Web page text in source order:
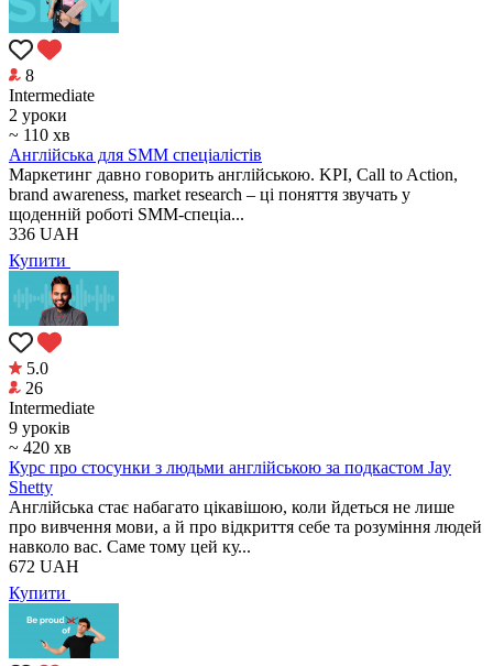
8
Intermediate
2 уроки
~ 110 хв
Англійська для SMM спеціалістів
Маркетинг давно говорить англійською. KPI, Call to Action,
brand awareness, market research – ці поняття звучать у
щоденній роботі SMM-спеціа...
336 UAH
Купити
5.0
26
Intermediate
9 уроків
~ 420 хв
Курс про стосунки з людьми англійською за подкастом Jay
Shetty
Англійська стає набагато цікавішою, коли йдеться не лише
про вивчення мови, а й про відкриття себе та розуміння людей
навколо вас. Саме тому цей ку...
672 UAH
Купити